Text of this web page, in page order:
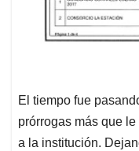
El tiempo fue
prórrogas más que
a la institución.